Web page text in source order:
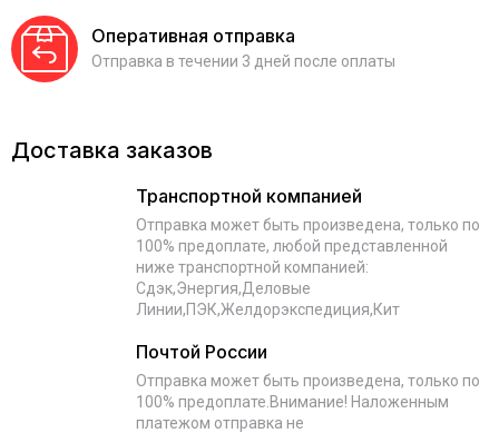
Оперативная отправка
Отправка в течении 3 дней после оплаты
Доставка заказов
Транспортной компанией
Отправка может быть произведена, только по
100% предоплате, любой представленной
ниже транспортной компанией:
Сдэк,Энергия,Деловые
Линии,ПЭК,Желдорэкспедиция,Кит
Почтой России
Отправка может быть произведена, только по
100% предоплате.Внимание! Наложенным
платежом отправка не